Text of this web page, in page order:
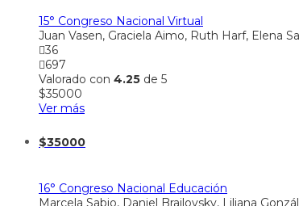
15° Congreso Nacional Virtual
Juan Vasen, Graciela Aimo, Ruth Harf, Elena
36
697
Valorado con 4.25 de 5
$35000
Ver más
$35000
16° Congreso Nacional Educación
Marcela Sabio, Daniel Brailovsky, Liliana